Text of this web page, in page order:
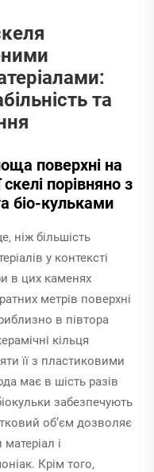
та
поверхні на
порівняно з
біо-кульками
ніж більшість
у контексті
в цих каменях
метрів поверхні
в півтора
кільця
її з пластиковими
має в шість разів
забезпечують
об’єм дозволяє
і
Крім того,